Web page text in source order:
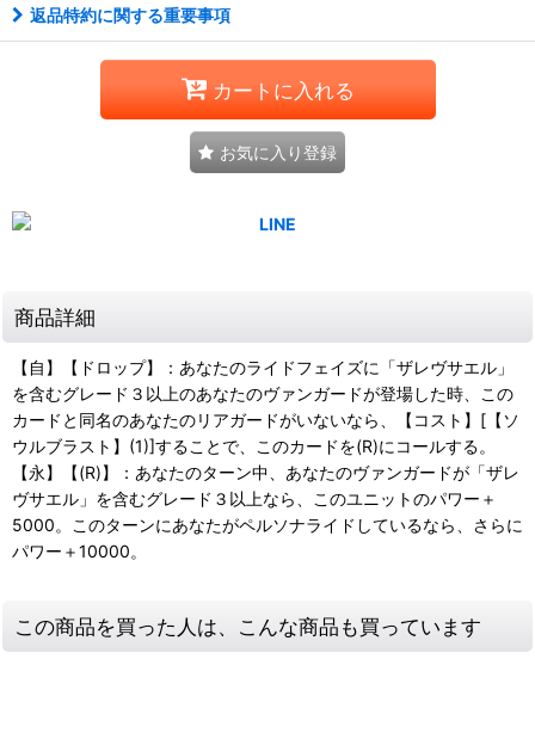
返品特約に関する重要事項
カートに入れる
お気に入り登録
商品詳細
【自】【ドロップ】：あなたのライドフェイズに「ザレヴサエル」
を含むグレード３以上のあなたのヴァンガードが登場した時、この
カードと同名のあなたのリアガードがいないなら、【コスト】[【ソ
ウルブラスト】(1)]することで、このカードを(R)にコールする。
【永】【(R)】：あなたのターン中、あなたのヴァンガードが「ザレ
ヴサエル」を含むグレード３以上なら、このユニットのパワー＋
5000。このターンにあなたがペルソナライドしているなら、さらに
パワー＋10000。
この商品を買った人は、こんな商品も買っています